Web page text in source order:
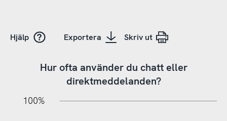
Hjälp Exportera Skriv ut
Hur ofta använder du chatt eller
direktmeddelanden?
100%